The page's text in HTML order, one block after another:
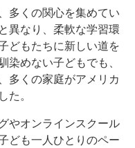
多くの関心を集めてい
異なり、柔軟な学習環
どもたちに新しい道を
めない子どもでも、
多くの家庭がアメリカ
た。
やオンラインスクール
ども一人ひとりのペー